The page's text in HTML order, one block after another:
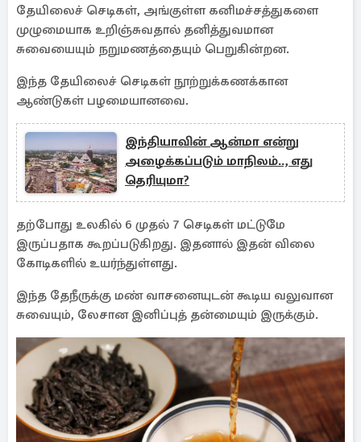
தேயிலைச் செடிகள், அங்குள்ள கனிமச்சத்துகளை
முழுமையாக உறிஞ்சுவதால் தனித்துவமான
சுவையையும் நறுமணத்தையும் பெறுகின்றன.
இந்த தேயிலைச் செடிகள் நூற்றுக்கணக்கான
ஆண்டுகள் பழமையானவை.
இந்தியாவின் ஆன்மா என்று
அழைக்கப்படும் மாநிலம்.., எது
தெரியுமா?
தற்போது உலகில் 6 முதல் 7 செடிகள் மட்டுமே
இருப்பதாக கூறப்படுகிறது. இதனால் இதன் விலை
கோடிகளில் உயர்ந்துள்ளது.
இந்த தேநீருக்கு மண் வாசனையுடன் கூடிய வலுவான
சுவையும், லேசான இனிப்புத் தன்மையும் இருக்கும்.